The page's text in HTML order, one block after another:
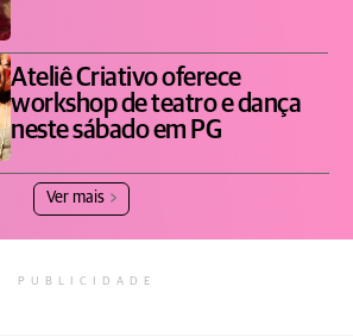
Ateliê Criativo oferece
workshop de teatro e dança
neste sábado em PG
Ver mais
PUBLICIDADE